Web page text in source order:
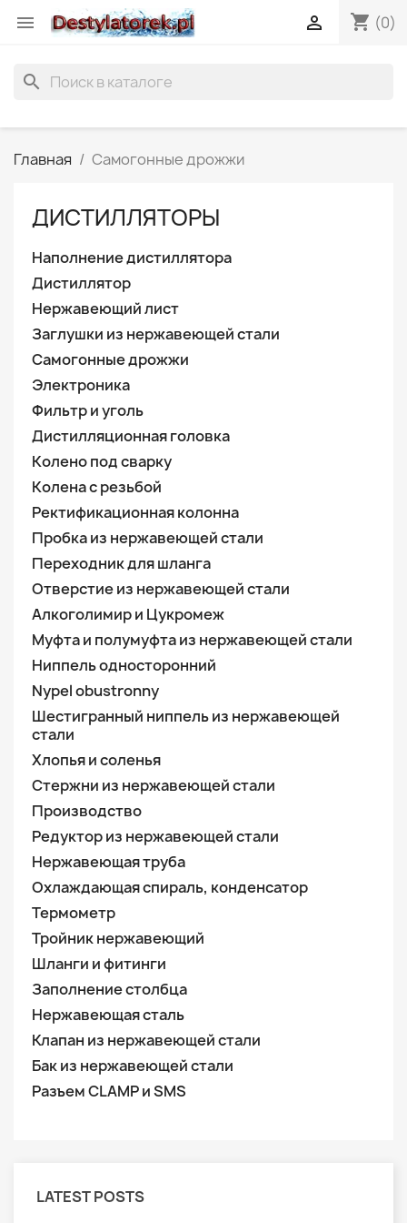
 shopping_cart (0)

search
Главная Самогонные дрожжи
ДИСТИЛЛЯТОРЫ
Наполнение дистиллятора
Дистиллятор
Нержавеющий лист
Заглушки из нержавеющей стали
Самогонные дрожжи
Электроника
Фильтр и уголь
Дистилляционная головка
Колено под сварку
Колена с резьбой
Ректификационная колонна
Пробка из нержавеющей стали
Переходник для шланга
Отверстие из нержавеющей стали
Алкоголимир и Цукромеж
Муфта и полумуфта из нержавеющей стали
Ниппель односторонний
Nypel obustronny
Шестигранный ниппель из нержавеющей
стали
Хлопья и соленья
Стержни из нержавеющей стали
Производство
Редуктор из нержавеющей стали
Нержавеющая труба
Охлаждающая спираль, конденсатор
Термометр
Тройник нержавеющий
Шланги и фитинги
Заполнение столбца
Нержавеющая сталь
Клапан из нержавеющей стали
Бак из нержавеющей стали
Разъем CLAMP и SMS
LATEST POSTS